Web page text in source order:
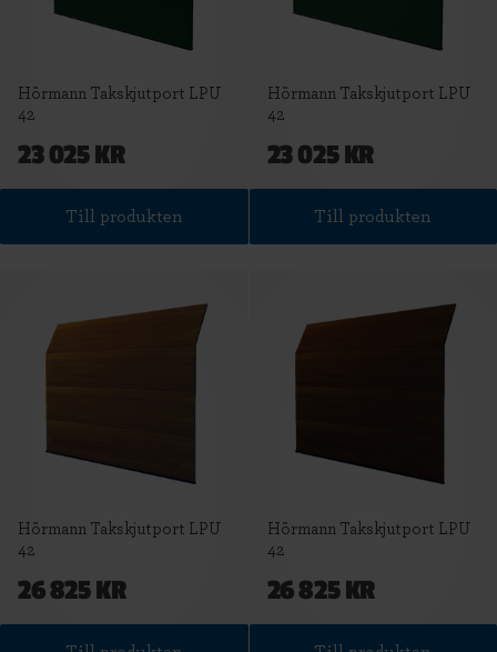
Hörmann Takskjutport LPU
42
23 025 KR
Till produkten
Hörmann Takskjutport LPU
42
23 025 KR
Till produkten
Hörmann Takskjutport LPU
42
26 825 KR
Hörmann Takskjutport LPU
42
26 825 KR